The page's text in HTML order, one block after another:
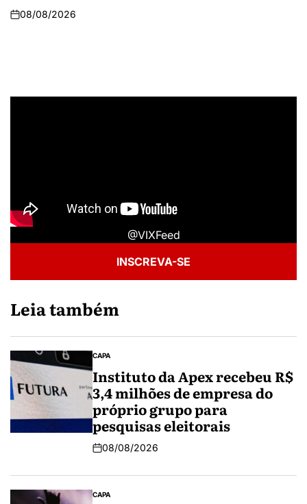
08/08/2026
@VIXFeed
INSCREVA-SE
Leia também
CAPA
Instituto da Apex recebeu R$
3,4 milhões de empresa do
próprio grupo para
pesquisas eleitorais
08/08/2026
CAPA